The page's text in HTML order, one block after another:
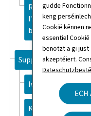
gudde
keng
Cookië kënnen
essentiel
benotzt a gi just
akzeptéiert.
Rapport d'activité
l'Administration
bâtiments publics
Support
Iwwert dës
Kontakt